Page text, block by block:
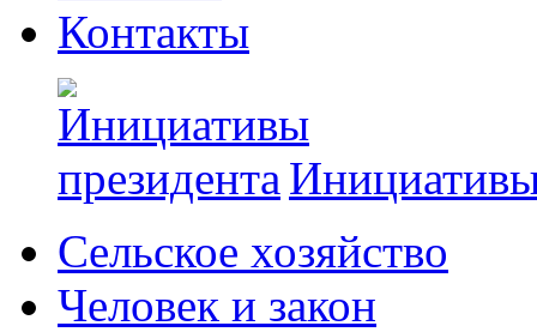
Контакты
Сельское хозяйство
Человек и закон